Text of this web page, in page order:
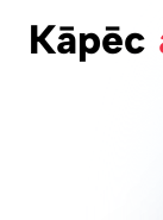
Kāpēc